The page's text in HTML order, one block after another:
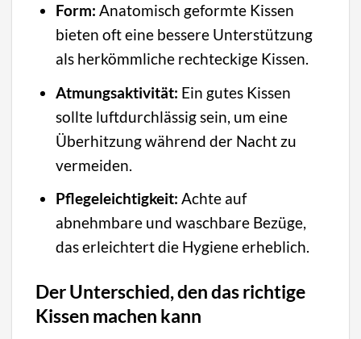
Form: Anatomisch geformte Kissen
bieten oft eine bessere Unterstützung
als herkömmliche rechteckige Kissen.
Atmungsaktivität: Ein gutes Kissen
sollte luftdurchlässig sein, um eine
Überhitzung während der Nacht zu
vermeiden.
Pflegeleichtigkeit: Achte auf
abnehmbare und waschbare Bezüge,
das erleichtert die Hygiene erheblich.
Der Unterschied, den das richtige
Kissen machen kann